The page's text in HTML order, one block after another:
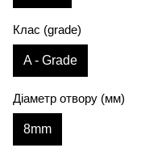
Клас (grade)
A - Grade
Діаметр отвору (мм)
8mm